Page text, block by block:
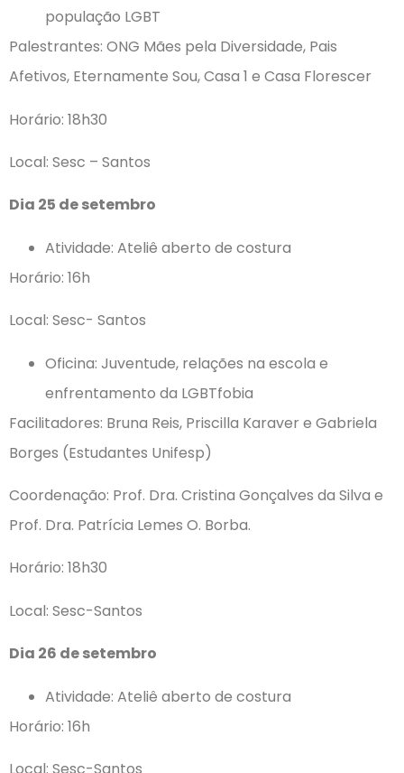
população LGBT
Palestrantes: ONG Mães pela Diversidade, Pais
Afetivos, Eternamente Sou, Casa 1 e Casa Florescer
Horário: 18h30
Local: Sesc – Santos
Dia 25 de setembro
Atividade: Ateliê aberto de costura
Horário: 16h
Local: Sesc- Santos
Oficina: Juventude, relações na escola e
enfrentamento da LGBTfobia
Facilitadores: Bruna Reis, Priscilla Karaver e Gabriela
Borges (Estudantes Unifesp)
Coordenação: Prof. Dra. Cristina Gonçalves da Silva e
Prof. Dra. Patrícia Lemes O. Borba.
Horário: 18h30
Local: Sesc-Santos
Dia 26 de setembro
Atividade: Ateliê aberto de costura
Horário: 16h